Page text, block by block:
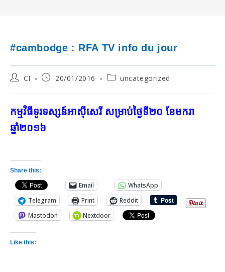
#cambodge : RFA TV info du jour
PostCI
Post20/01/2016
Postuncategorized
កម្មវិធីទូរទស្សន៍អាស៊ីសេរី សម្រាប់ថ្ងៃទី២០ ខែមករា
ឆ្នាំ២០១៦
Share this:
Email
WhatsApp
Telegram
Print
Reddit
Mastodon
Nextdoor
Like this: